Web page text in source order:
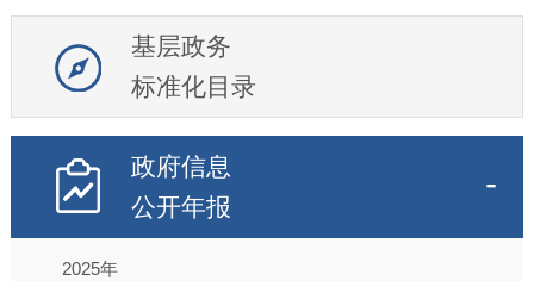
基层政务
标准化目录
政府信息
公开年报
2025年